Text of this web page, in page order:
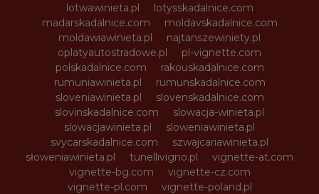
lotwawinieta.pl
lotysskadalnice.com
madarskadalnice.com
moldavskadalnice.com
moldawiawinieta.pl
najtanszewiniety.pl
oplatyautostradowe.pl
pl-vignette.com
polskadalnice.com
rakouskadalnice.com
rumuniawinieta.pl
rumunskadalnice.com
sloveniawinieta.pl
slovenskadalnice.com
slovinskadalnice.com
slowacja-winieta.pl
slowacjawinieta.pl
sloweniawinieta.pl
svycarskadalnice.com
szwajcariawinieta.pl
słoweniawinieta.pl
tunellivigno.pl
vignette-at.com
vignette-bg.com
vignette-cz.com
vignette-pl.com
vignette-poland.pl